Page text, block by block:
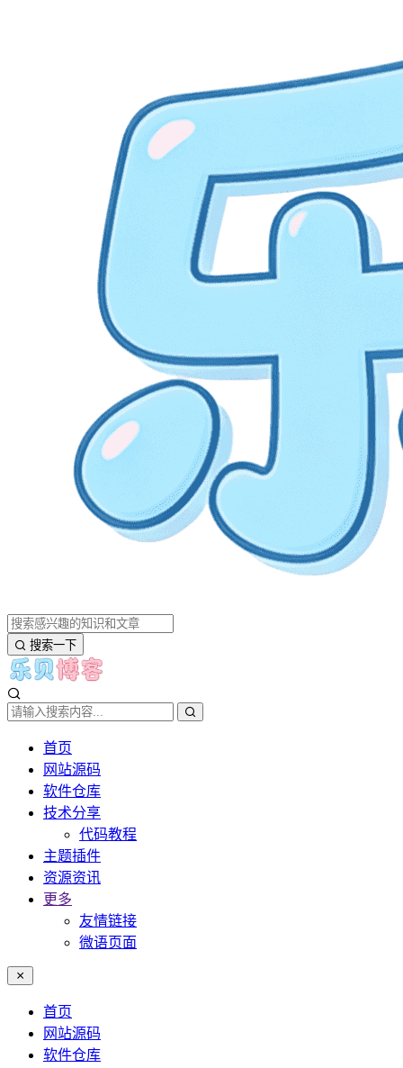
搜索一下
首页
网站源码
软件仓库
技术分享
代码教程
主题插件
资源资讯
更多
友情链接
微语页面
首页
网站源码
软件仓库